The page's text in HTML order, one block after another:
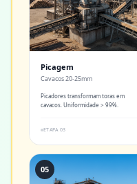
Picagem
Cavacos 20-25mm
Picadores transformam toras em
cavacos. Uniformidade > 99%.
ETAPA 03
05